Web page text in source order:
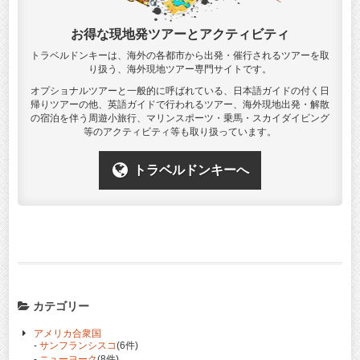
お得な現地発ツアーとアクティビティ
トラベルドンキーは、海外の各都市から出発・催行されるツアーを取
り扱う、海外現地ツアー専門サイトです。
オプショナルツアーと一般的に呼ばれている、日本語ガイドの付く日
帰りツアーの他、英語ガイドで行われるツアー、海外現地出発・解散
の宿泊を伴う周遊小旅行、マリンスポーツ・乗馬・スカイダイビング
等のアクティビティ等も取り扱っています。
トラベルドンキーへ
カテゴリー
アメリカ合衆国
- サンフランシスコ(6件)